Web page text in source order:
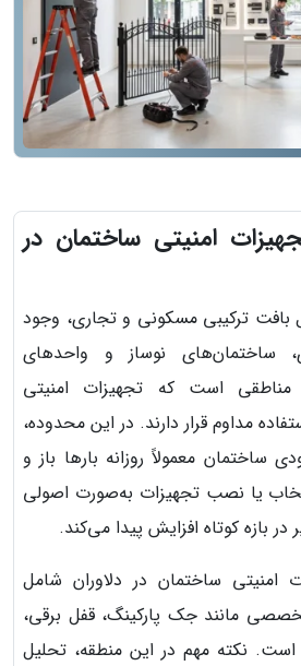
امنیتی ساختمان در
بافت ترکیبی مسکونی و تجاری، وجود
ساختمان‌های نوساز و واحدهای
مناطقی است که تجهیزات امنیتی
مداوم قرار دارند. در این محدوده،
ساختمان معمولاً روزانه بارها باز و
یا نصب تجهیزات به‌صورت اصولی
در بازه کوتاه افزایش پیدا می‌کند.
امنیتی ساختمان در دلاوران شامل
مانند جک پارکینگ، قفل برقی،
است. نکته مهم در این منطقه، تحلیل